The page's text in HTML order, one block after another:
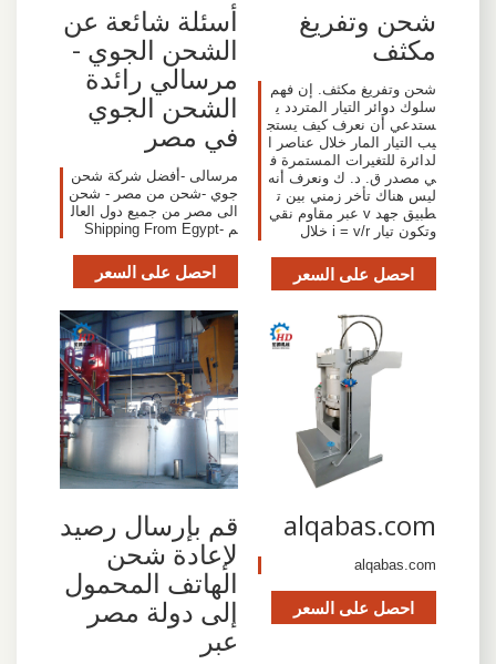
شحن وتفريغ
مكثف
شحن وتفريغ مكثف. إن فهم
سلوك دوائر التيار المتردد ي
ستدعي أن نعرف كيف يستج
يب التيار المار خلال عناصر ا
لدائرة للتغيرات المستمرة ف
ي مصدر ق. د. ك ونعرف أنه
ليس هناك تأخر زمني بين ت
طبيق جهد v عبر مقاوم نقي
وتكون تيار i = v/r خلال
احصل على السعر
أسئلة شائعة عن
الشحن الجوي -
مرسالي رائدة
الشحن الجوي
في مصر
مرسالى -أفضل شركة شحن
جوي -شحن من مصر - شحن
الى مصر من جميع دول العال
م -Shipping From Egypt
احصل على السعر
alqabas.com
alqabas.com
احصل على السعر
قم بإرسال رصيد
لإعادة شحن
الهاتف المحمول
إلى دولة مصر
عبر